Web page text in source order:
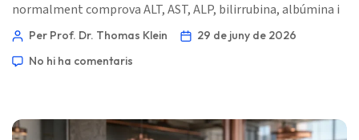
normalment comprova ALT, AST, ALP, bilirrubina, albúmina i
proteïna total; alguns laboratoris afegeixen GGT, bilirrubina
aquests marcadors mostren de manera indirecta irritació
Per Prof. Dr. Thomas Klein
29 de juny de 2026
No hi ha comentaris